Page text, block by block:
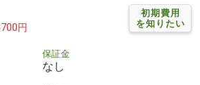
初期費用
を知りたい
円
保証金
なし